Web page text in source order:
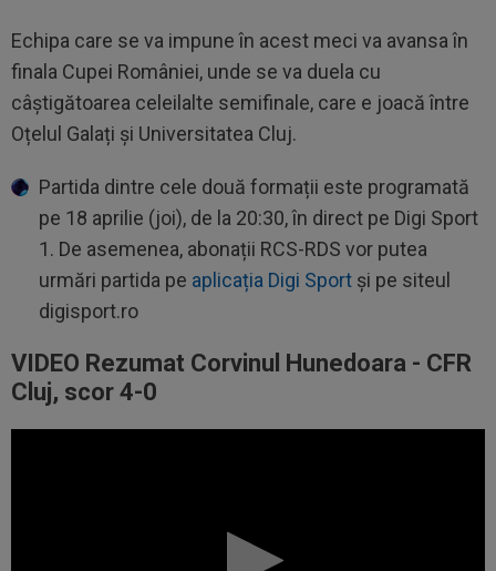
Echipa care se va impune în acest meci va avansa în
finala Cupei României, unde se va duela cu
câștigătoarea celeilalte semifinale, care e joacă între
Oțelul Galați și Universitatea Cluj.
Partida dintre cele două formații este programată
pe 18 aprilie (joi), de la 20:30, în direct pe Digi Sport
1. De asemenea, abonații RCS-RDS vor putea
urmări partida pe aplicația Digi Sport și pe siteul
digisport.ro
VIDEO Rezumat Corvinul Hunedoara - CFR
Cluj, scor 4-0